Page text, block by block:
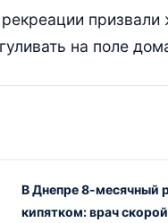
на поле
В Днепре 8-месячный
кипятком: врач